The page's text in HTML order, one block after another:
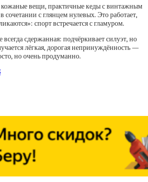
вещи, практичные кеды с винтажным
с глянцем нулевых. Это работает,
спорт встречается с гламуром.
всегда сдержанная: подчёркивает силуэт, но
лёгкая, дорогая непринуждённость —
но очень продуманно.